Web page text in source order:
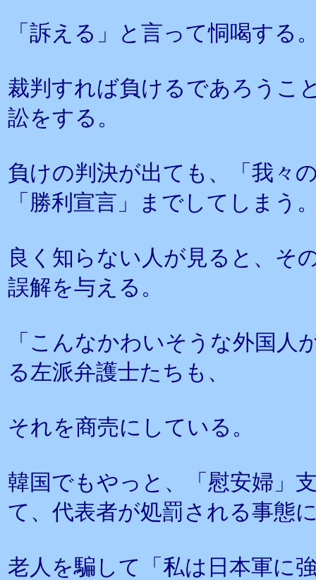
「訴える」と言って恫喝する
裁判すれば負けるであろうこ
訟をする。
負けの判決が出ても、「我々
「勝利宣言」までしてしまう
良く知らない人が見ると、そ
誤解を与える。
「こんなかわいそうな外国人
る左派弁護士たちも、
それを商売にしている。
韓国でもやっと、「慰安婦」
て、代表者が処罰される事態
老人を騙して「私は日本軍に